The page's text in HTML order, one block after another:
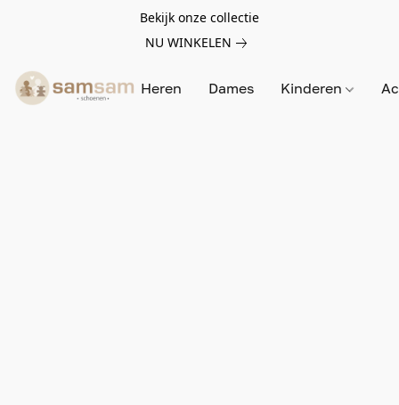
Bekijk onze collectie
NU WINKELEN
Heren Dames Kinderen